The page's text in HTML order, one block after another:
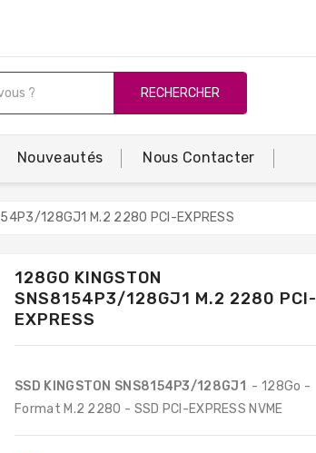
RECHERCHER
Nouveautés Nous Contacter
128GJ1 M.2 2280 PCI-EXPRESS
128GO KINGSTON
SNS8154P3/128GJ1 M.2 2280 PCI-
EXPRESS
SSD KINGSTON SNS8154P3/128GJ1 - 128Go -
Format M.2 2280 - SSD PCI-EXPRESS NVME